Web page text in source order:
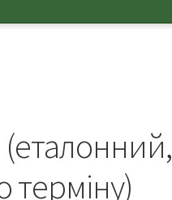
терміну)